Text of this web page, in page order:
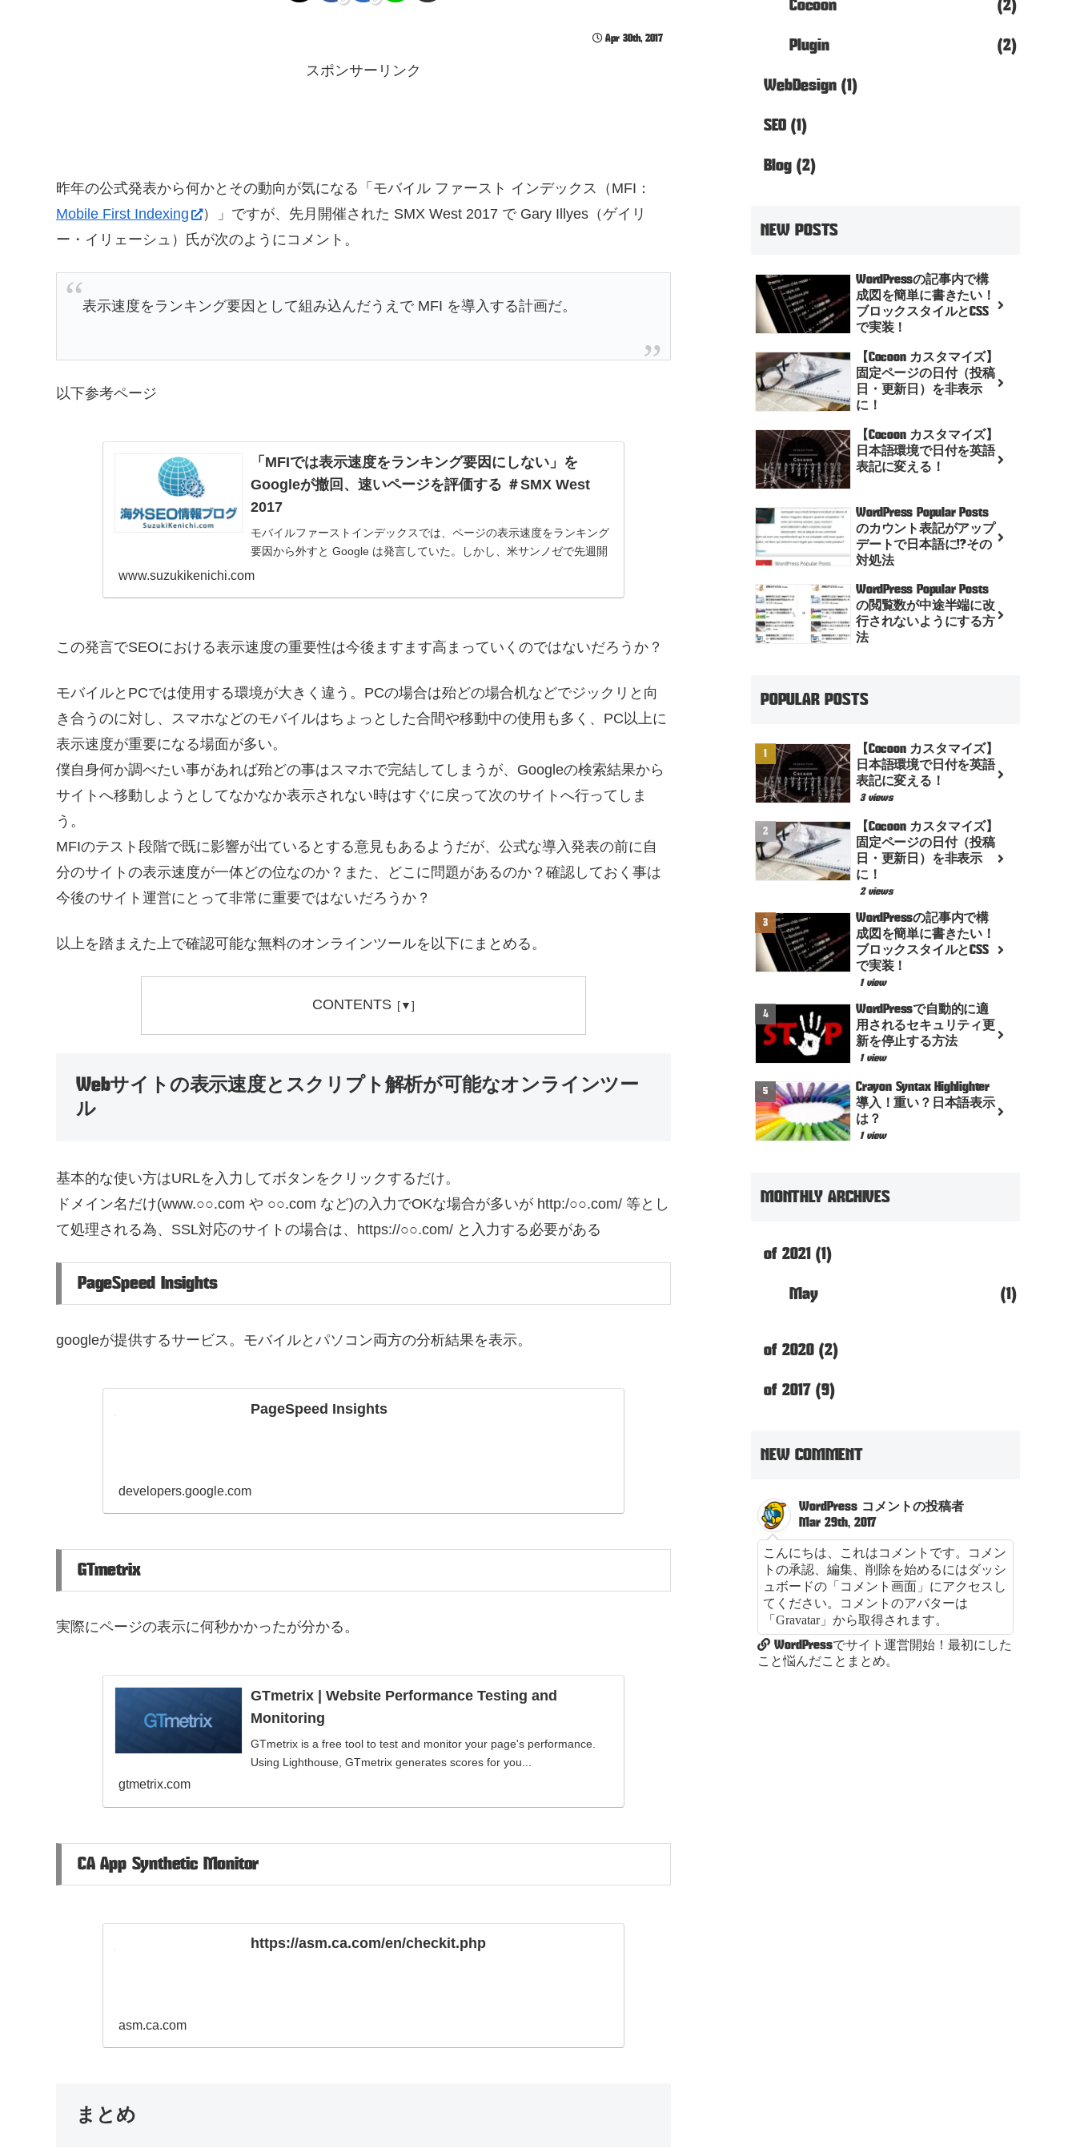
Apr 30th, 2017
スポンサーリンク
昨年の公式発表から何かとその動向が気になる「モバイル ファースト インデックス（MFI：
Mobile First Indexing
）」ですが、先月開催された SMX West 2017 で Gary Illyes（ゲイリ
ー・イリェーシュ）氏が次のようにコメント。
表示速度をランキング要因として組み込んだうえで MFI を導入する計画だ。
以下参考ページ
「MFIでは表示速度をランキング要因にしない」を
Googleが撤回、速いページを評価する ＃SMX West
2017
モバイルファーストインデックスでは、ページの表示速度をランキング
要因から外すと Google は発言していた。しかし、米サンノゼで先週開
www.suzukikenichi.com
この発言でSEOにおける表示速度の重要性は今後ますます高まっていくのではないだろうか？
モバイルとPCでは使用する環境が大きく違う。PCの場合は殆どの場合机などでジックリと向
き合うのに対し、スマホなどのモバイルはちょっとした合間や移動中の使用も多く、PC以上に
表示速度が重要になる場面が多い。
僕自身何か調べたい事があれば殆どの事はスマホで完結してしまうが、Googleの検索結果から
サイトへ移動しようとしてなかなか表示されない時はすぐに戻って次のサイトへ行ってしま
う。
MFIのテスト段階で既に影響が出ているとする意見もあるようだが、公式な導入発表の前に自
分のサイトの表示速度が一体どの位なのか？また、どこに問題があるのか？確認しておく事は
今後のサイト運営にとって非常に重要ではないだろうか？
以上を踏まえた上で確認可能な無料のオンラインツールを以下にまとめる。
CONTENTS
Webサイトの表示速度とスクリプト解析が可能なオンラインツー
ル
基本的な使い方はURLを入力してボタンをクリックするだけ。
ドメイン名だけ(www.○○.com や ○○.com など)の入力でOKな場合が多いが http:/○○.com/ 等とし
て処理される為、SSL対応のサイトの場合は、https://○○.com/ と入力する必要がある
PageSpeed Insights
googleが提供するサービス。モバイルとパソコン両方の分析結果を表示。
PageSpeed Insights
developers.google.com
GTmetrix
実際にページの表示に何秒かかったが分かる。
GTmetrix | Website Performance Testing and
Monitoring
GTmetrix is a free tool to test and monitor your page's performance.
Using Lighthouse, GTmetrix generates scores for you...
gtmetrix.com
CA App Synthetic Monitor
https://asm.ca.com/en/checkit.php
asm.ca.com
まとめ
Cocoon (2)
Plugin (2)
WebDesign (1)
SEO (1)
Blog (2)
NEW POSTS
WordPressの記事内で構
成図を簡単に書きたい！
ブロックスタイルとCSS
で実装！
【Cocoon カスタマイズ】
固定ページの日付（投稿
日・更新日）を非表示
に！
【Cocoon カスタマイズ】
日本語環境で日付を英語
表記に変える！
WordPress Popular Posts
のカウント表記がアップ
デートで日本語に!?その
対処法
WordPress Popular Posts
の閲覧数が中途半端に改
行されないようにする方
法
POPULAR POSTS
【Cocoon カスタマイズ】
日本語環境で日付を英語
表記に変える！
3 views
【Cocoon カスタマイズ】
固定ページの日付（投稿
日・更新日）を非表示
に！
2 views
WordPressの記事内で構
成図を簡単に書きたい！
ブロックスタイルとCSS
で実装！
1 view
WordPressで自動的に適
用されるセキュリティ更
新を停止する方法
1 view
Crayon Syntax Highlighter
導入！重い？日本語表示
は？
1 view
MONTHLY ARCHIVES
of 2021 (1)
May (1)
of 2020 (2)
of 2017 (9)
NEW COMMENT
WordPress コメントの投稿者
Mar 29th, 2017
こんにちは、これはコメントです。コメン
トの承認、編集、削除を始めるにはダッシ
ュボードの「コメント画面」にアクセスし
てください。コメントのアバターは
「Gravatar」から取得されます。
WordPressでサイト運営開始！最初にした
こと悩んだことまとめ。